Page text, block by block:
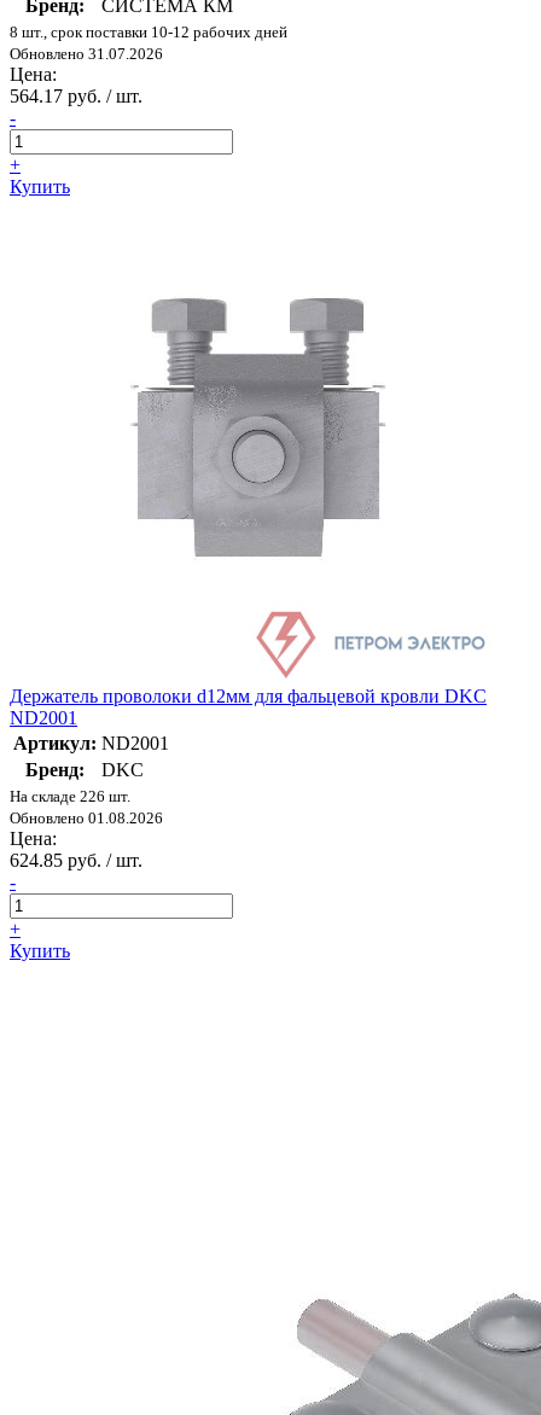
Бренд: СИСТЕМА КМ
8 шт., срок поставки 10-12 рабочих дней
Обновлено 31.07.2026
Цена:
564.17 руб. / шт.
-
+
Купить
Держатель проволоки d12мм для фальцевой кровли DKC
ND2001
Артикул: ND2001
Бренд:
DKC
На складе 226 шт.
Обновлено 01.08.2026
Цена:
624.85 руб. / шт.
-
+
Купить